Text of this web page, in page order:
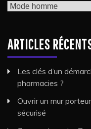
Catégories
ARTICLES
Les clés d’un
pharmacies ?
Ouvrir un mur
sécurisé